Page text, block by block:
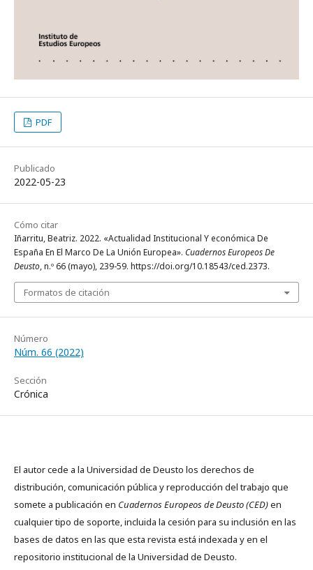
PDF
Publicado
2022-05-23
Cómo citar
Iñarritu, Beatriz. 2022. «Actualidad Institucional Y económica De
España En El Marco De La Unión Europea». Cuadernos Europeos De
Deusto, n.º 66 (mayo), 239-59. https://doi.org/10.18543/ced.2373.
Formatos de citación
Número
Núm. 66 (2022)
Sección
Crónica
El autor cede a la Universidad de Deusto los derechos de
distribución, comunicación pública y reproducción del trabajo que
somete a publicación en Cuadernos Europeos de Deusto (CED)en
cualquier tipo de soporte, incluida la cesión para su inclusión en las
bases de datos en las que esta revista está indexada y en el
repositorio institucional de la Universidad de Deusto.